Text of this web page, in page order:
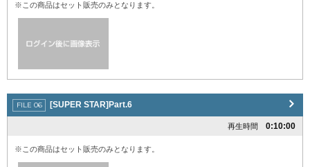
※この商品はセット販売のみとなります。
[SUPER STAR]Part.6
再生時間 0:10:00
※この商品はセット販売のみとなります。